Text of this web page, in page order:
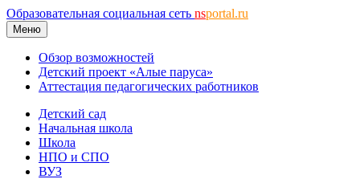
Образовательная социальная сеть nsportal.ru
Меню
Обзор возможностей
Детский проект «Алые паруса»
Аттестация педагогических работников
Детский сад
Начальная школа
Школа
НПО и СПО
ВУЗ